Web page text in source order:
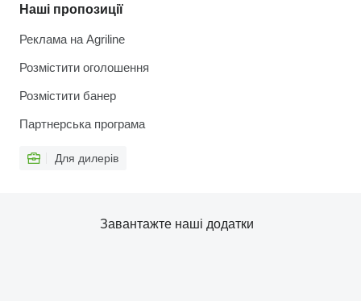
Наші пропозиції
Реклама на Agriline
Розмістити оголошення
Розмістити банер
Партнерська програма
Для дилерів
Завантажте наші додатки